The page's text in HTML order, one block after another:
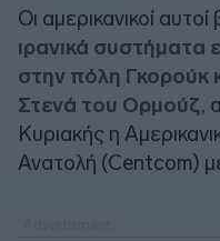
Οι αμερικανικοί
ιρανικά συστήματα
στην πόλη Γκορούκ
Στενά του Ορμούζ,
Κυριακής η
Ανατολή (Centcom)